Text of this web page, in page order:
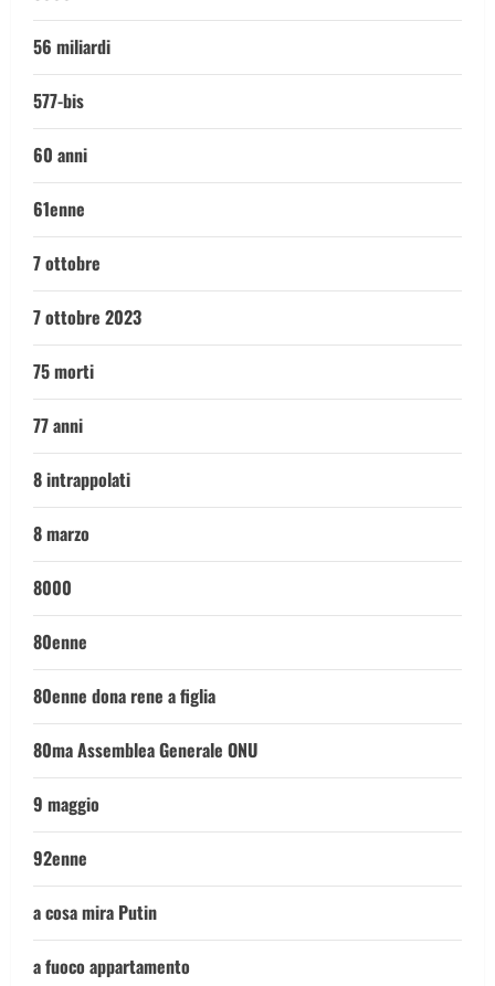
56 miliardi
577-bis
60 anni
61enne
7 ottobre
7 ottobre 2023
75 morti
77 anni
8 intrappolati
8 marzo
8000
80enne
80enne dona rene a figlia
80ma Assemblea Generale ONU
9 maggio
92enne
a cosa mira Putin
a fuoco appartamento